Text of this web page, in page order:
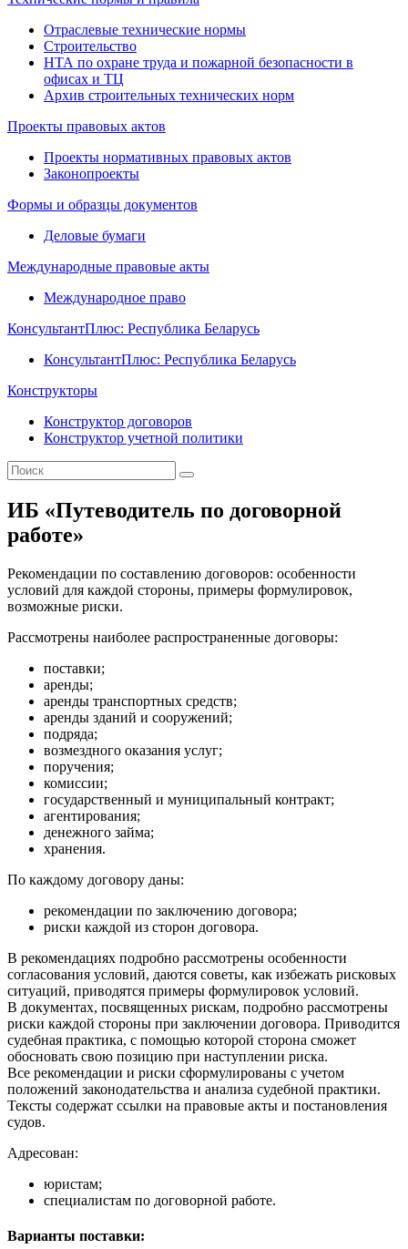
Отраслевые технические нормы
Строительство
НТА по охране труда и пожарной безопасности в
офисах и ТЦ
Архив строительных технических норм
Проекты правовых актов
Проекты нормативных правовых актов
Законопроекты
Формы и образцы документов
Деловые бумаги
Международные правовые акты
Международное право
КонсультантПлюс: Республика Беларусь
КонсультантПлюс: Республика Беларусь
Конструкторы
Конструктор договоров
Конструктор учетной политики
ИБ «Путеводитель по договорной
работе»
Рекомендации по составлению договоров: особенности
условий для каждой стороны, примеры формулировок,
возможные риски.
Рассмотрены наиболее распространенные договоры:
поставки;
аренды;
аренды транспортных средств;
аренды зданий и сооружений;
подряда;
возмездного оказания услуг;
поручения;
комиссии;
государственный и муниципальный контракт;
агентирования;
денежного займа;
хранения.
По каждому договору даны:
рекомендации по заключению договора;
риски каждой из сторон договора.
В рекомендациях подробно рассмотрены особенности
согласования условий, даются советы, как избежать рисковых
ситуаций, приводятся примеры формулировок условий.
В документах, посвященных рискам, подробно рассмотрены
риски каждой стороны при заключении договора. Приводится
судебная практика, с помощью которой сторона сможет
обосновать свою позицию при наступлении риска.
Все рекомендации и риски сформулированы с учетом
положений законодательства и анализа судебной практики.
Тексты содержат ссылки на правовые акты и постановления
судов.
Адресован:
юристам;
специалистам по договорной работе.
Варианты поставки: